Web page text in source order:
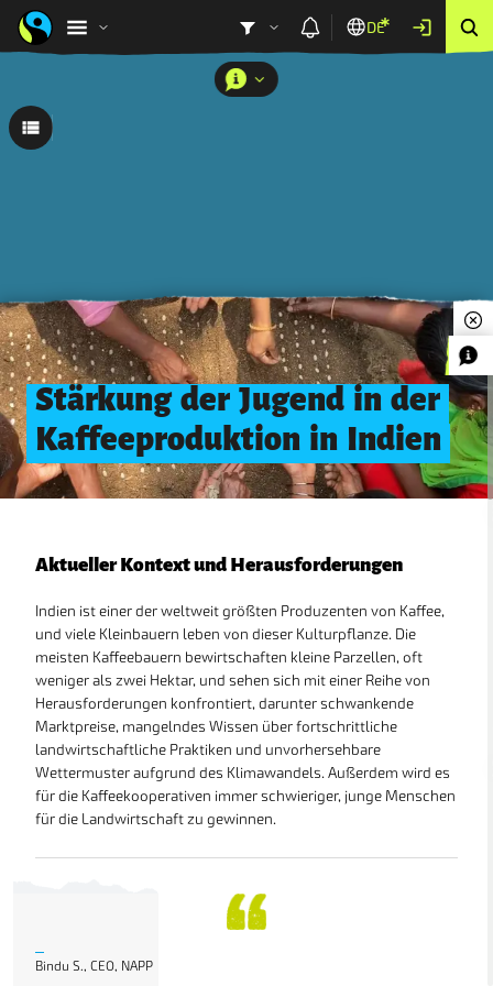
DE
Stärkung der Jugend in der Kaffeeproduktion in Indien
Stärkung der Jugend in der
Kaffeeproduktion in Indien
Aktueller Kontext und Herausforderungen
Indien ist einer der weltweit größten Produzenten von Kaffee,
und viele Kleinbauern leben von dieser Kulturpflanze. Die
meisten Kaffeebauern bewirtschaften kleine Parzellen, oft
weniger als zwei Hektar, und sehen sich mit einer Reihe von
Herausforderungen konfrontiert, darunter schwankende
Marktpreise, mangelndes Wissen über fortschrittliche
landwirtschaftliche Praktiken und unvorhersehbare
Wettermuster aufgrund des Klimawandels. Außerdem wird es
für die Kaffeekooperativen immer schwieriger, junge Menschen
für die Landwirtschaft zu gewinnen.
Bindu S., CEO, NAPP
KARTENANSICHTEN
PROJEKTE
Datenschutzbestimmungen
Privacy Policy